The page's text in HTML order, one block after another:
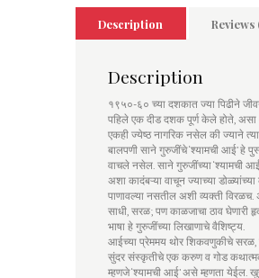
Description Reviews
Description
१९५०-६० च्या दशकात ज्या पिढीने
पहिले एक दीड दशक पूर्ण केले होते,
एकही ज्येष्ठ नागरिक नसेल की ज्याने
बालपणी साने गुरुजींचे ‘श्यामची आई’ हे
वाचले नसेल. साने गुरुजींच्या ‘श्यामची आई’,
अशा कादंबऱ्या वाचून ज्याच्या
पाणावल्या नसतील अशी व्यक्ती
साधी, सरळ; पण काळजाचा ठाव घेणारी
भाषा हे गुरुजींच्या लिखाणाचे वैशिष्ट्य.
आईच्या प्रेममय थोर शिकवणुकीचे सरळ,
सुंदर संस्कृतीचे एक करुण व गोड
म्हणजे ‘श्यामची आई’ असे म्हणता येईल.